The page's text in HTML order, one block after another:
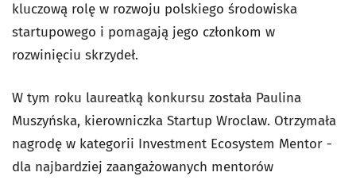
kluczową rolę w rozwoju polskiego środowiska
startupowego i pomagają jego członkom w
rozwinięciu skrzydeł.
W tym roku laureatką konkursu została Paulina
Muszyńska, kierowniczka Startup Wroclaw. Otrzymała
nagrodę w kategorii Investment Ecosystem Mentor -
dla najbardziej zaangażowanych mentorów